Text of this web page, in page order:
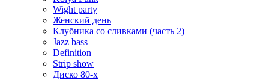
Wight party
Женский день
Клубника со сливками (часть 2)
Jazz bass
Definition
Strip show
Диско 80-х